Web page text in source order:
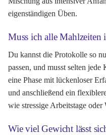
eigenständigen Üben.
Muss ich alle Mahlzeiten
Du kannst die Protokolle so
passen, und musst selten
eine Phase mit lückenloser
und anschließend ein
wie stressige Arbeitstage oder
Wie viel Gewicht lässt